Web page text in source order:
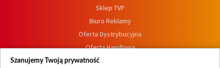
Sklep TVP
Biuro Reklamy
Oferta Dystrybucyjna
Oferta Handlowa
Dostępność
Szanujemy Twoją prywatność